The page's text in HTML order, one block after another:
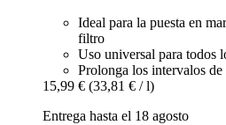
Ideal para la puesta en
filtro
Uso universal para todos
Prolonga los intervalos de
15,99 € (33,81 € / l)
Entrega hasta el 18 agosto